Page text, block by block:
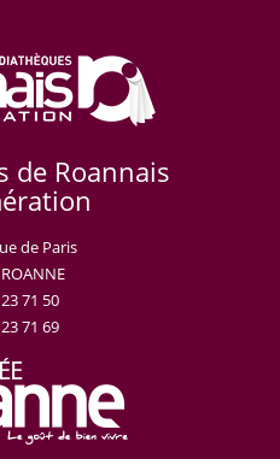
de Roannais
de Paris
71 50
71 69